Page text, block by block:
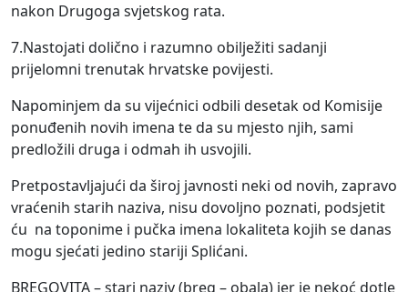
nakon Drugoga svjetskog rata.
7.Nastojati dolično i razumno obilježiti sadanji
prijelomni trenutak hrvatske povijesti.
Napominjem da su vijećnici odbili desetak od Komisije
ponuđenih novih imena te da su mjesto njih, sami
predložili druga i odmah ih usvojili.
Pretpostavljajući da široj javnosti neki od novih, zapravo
vraćenih starih naziva, nisu dovoljno poznati, podsjetit
ću na toponime i pučka imena lokaliteta kojih se danas
mogu sjećati jedino stariji Splićani.
BREGOVITA – stari naziv (breg – obala) jer je nekoć dotle